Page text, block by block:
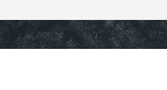
टेक – ऑटो राज्य मनोरंजन